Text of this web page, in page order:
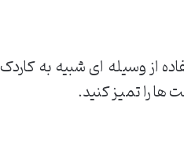
از وسیله ای شبیه به کاردک
را تمیز کنید.